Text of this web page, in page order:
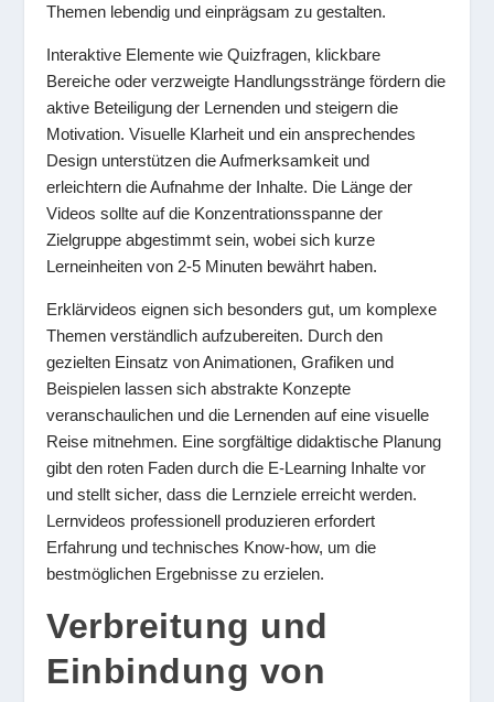
Themen lebendig und einprägsam zu gestalten.
Interaktive Elemente wie Quizfragen, klickbare
Bereiche oder verzweigte Handlungsstränge fördern die
aktive Beteiligung der Lernenden und steigern die
Motivation. Visuelle Klarheit und ein ansprechendes
Design unterstützen die Aufmerksamkeit und
erleichtern die Aufnahme der Inhalte. Die Länge der
Videos sollte auf die Konzentrationsspanne der
Zielgruppe abgestimmt sein, wobei sich kurze
Lerneinheiten von 2-5 Minuten bewährt haben.
Erklärvideos eignen sich besonders gut, um komplexe
Themen verständlich aufzubereiten. Durch den
gezielten Einsatz von Animationen, Grafiken und
Beispielen lassen sich abstrakte Konzepte
veranschaulichen und die Lernenden auf eine visuelle
Reise mitnehmen. Eine sorgfältige didaktische Planung
gibt den roten Faden durch die E-Learning Inhalte vor
und stellt sicher, dass die Lernziele erreicht werden.
Lernvideos professionell produzieren erfordert
Erfahrung und technisches Know-how, um die
bestmöglichen Ergebnisse zu erzielen.
Verbreitung und
Einbindung von